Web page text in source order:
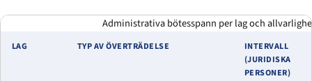
Administrativa bötesspann per lag och
LAG TYP AV ÖVERTRÄDELSE
INTERVALL
(JURIDISKA
PERSONER)